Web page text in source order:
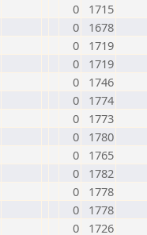
0
1715
0
1678
0
1719
0
1719
0
1746
0
1774
0
1773
0
1780
0
1765
0
1782
0
1778
0
1778
0
1726